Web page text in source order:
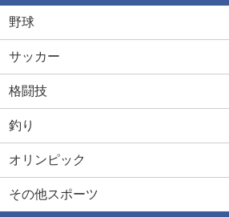
野球
サッカー
格闘技
釣り
オリンピック
その他スポーツ